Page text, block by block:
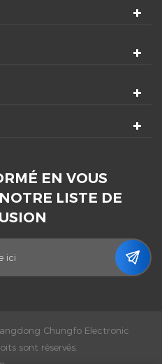
EN VOUS
LISTE DE
Chungfo Electronic
sont réservés.